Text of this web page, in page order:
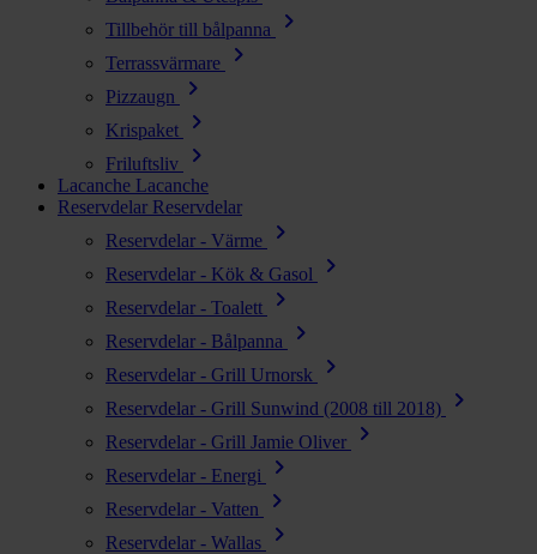
Tillbehör till bålpanna chevron_right
Terrassvärmare chevron_right
Pizzaugn chevron_right
Krispaket chevron_right
Friluftsliv chevron_right
Lacanche Lacanche
Reservdelar Reservdelar
Reservdelar - Värme
chevron_right
Reservdelar - Kök & Gasol chevron_right
Reservdelar - Toalett chevron_right
Reservdelar - Bålpanna chevron_right
Reservdelar - Grill Urnorsk chevron_right
Reservdelar - Grill Sunwind (2008 till 2018) chevron_right
Reservdelar - Grill Jamie Oliver chevron_right
Reservdelar - Energi chevron_right
Reservdelar - Vatten chevron_right
Reservdelar - Wallas
chevron_right